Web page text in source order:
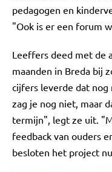
pedagogen en
"Ook is er een forum
Leeffers deed met de
maanden in Breda bij
cijfers leverde dat
zag je nog niet, maar
termijn", legt ze uit.
feedback van ouders
besloten het project